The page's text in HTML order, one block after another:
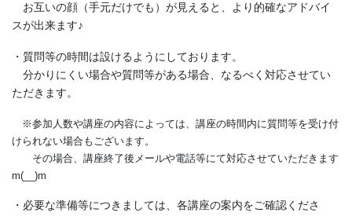
お互いの顔（手元だけでも）が見えると、より的確なアドバイ
スが出来ます♪
・質問等の時間は設けるようにしております。
分かりにくい場合や質問等がある場合、なるべく対応させてい
ただきます。
※参加人数や講座の内容によっては、講座の時間内に質問等を受け付
けられない場合もございます。
その場合、講座終了後メールや電話等にて対応させていただきます
m(__)m
・必要な準備等につきましては、各講座の案内をご確認くださ